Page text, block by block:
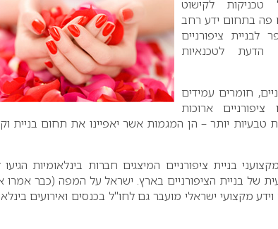
לקישוט
פה בתחום ידע רחב
ציפורניים
הדעת לטכנאיות
חומרים עמידים
ארוכות
טבעיות יותר – הן המגמות אשר יאפיינו את תחום בניית
בניית ציפורניים המיצגים חברות בינלאומיות
של בניית הציפורניים בארץ. ישראל על המפה (כבר אמרו
מקצועי ישראלי מועבר גם לחו"ל בכנסים ואירועים